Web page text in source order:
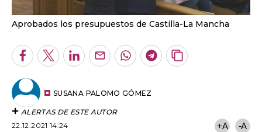
Aprobados los presupuestos de Castilla-La Mancha
Facebook
TwitterLinkedInEnviarWhatsapp
Telegram
Copiar
SUSANA PALOMO GÓMEZ
ALERTAS DE ESTE AUTOR
22.12.2021 14:24
+A -A